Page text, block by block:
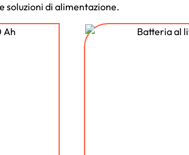
soluzioni di alimentazione.